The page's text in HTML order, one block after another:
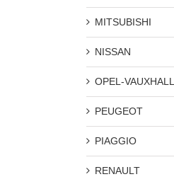
MITSUBISHI
NISSAN
OPEL-VAUXHALL
PEUGEOT
PIAGGIO
RENAULT